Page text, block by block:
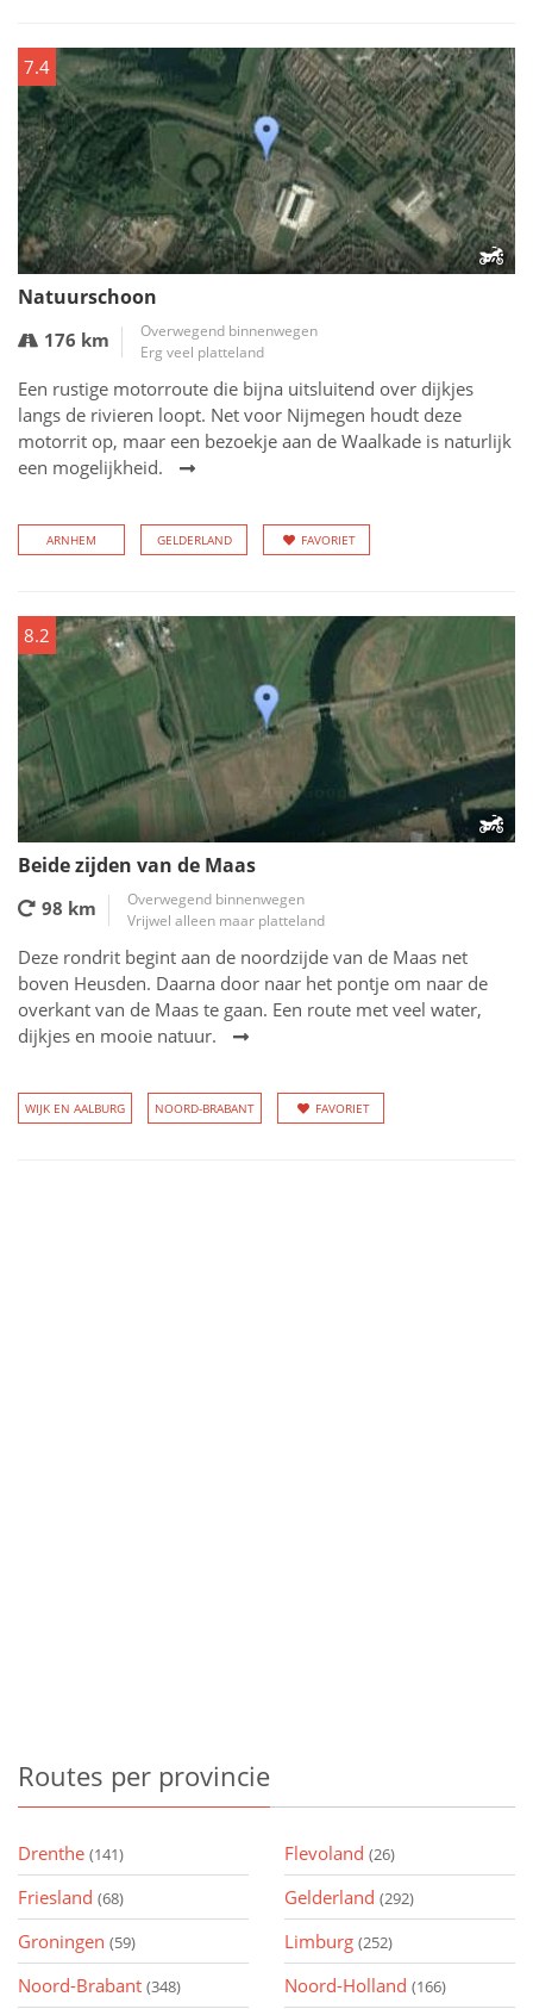
7.4
Natuurschoon
176 km
Overwegend binnenwegen
Erg veel platteland
Een rustige motorroute die bijna uitsluitend over dijkjes
langs de rivieren loopt. Net voor Nijmegen houdt deze
motorrit op, maar een bezoekje aan de Waalkade is naturlijk
een mogelijkheid.
ARNHEM GELDERLAND FAVORIET
8.2
Beide zijden van de Maas
98 km
Overwegend binnenwegen
Vrijwel alleen maar platteland
Deze rondrit begint aan de noordzijde van de Maas net
boven Heusden. Daarna door naar het pontje om naar de
overkant van de Maas te gaan. Een route met veel water,
dijkjes en mooie natuur.
WIJK EN AALBURG NOORD-BRABANT FAVORIET
Routes per provincie
Drenthe (141) Flevoland (26)
Friesland (68) Gelderland (292)
Groningen (59) Limburg (252)
Noord-Brabant (348) Noord-Holland (166)